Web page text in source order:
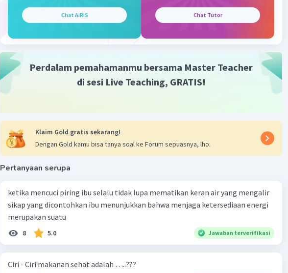
Chat AiRIS Chat Tutor
Perdalam pemahamanmu bersama Master Teacher
di sesi Live Teaching, GRATIS!
Klaim Gold gratis sekarang!
Dengan Gold kamu bisa tanya soal ke Forum sepuasnya, lho.
Pertanyaan serupa
ketika mencuci piring ibu selalu tidak lupa mematikan keran air yang mengalir
sikap yang dicontohkan ibu menunjukkan bahwa menjaga ketersediaan energi
merupakan suatu
8 5.0 Jawaban terverifikasi
Ciri - Ciri makanan sehat adalah …..???